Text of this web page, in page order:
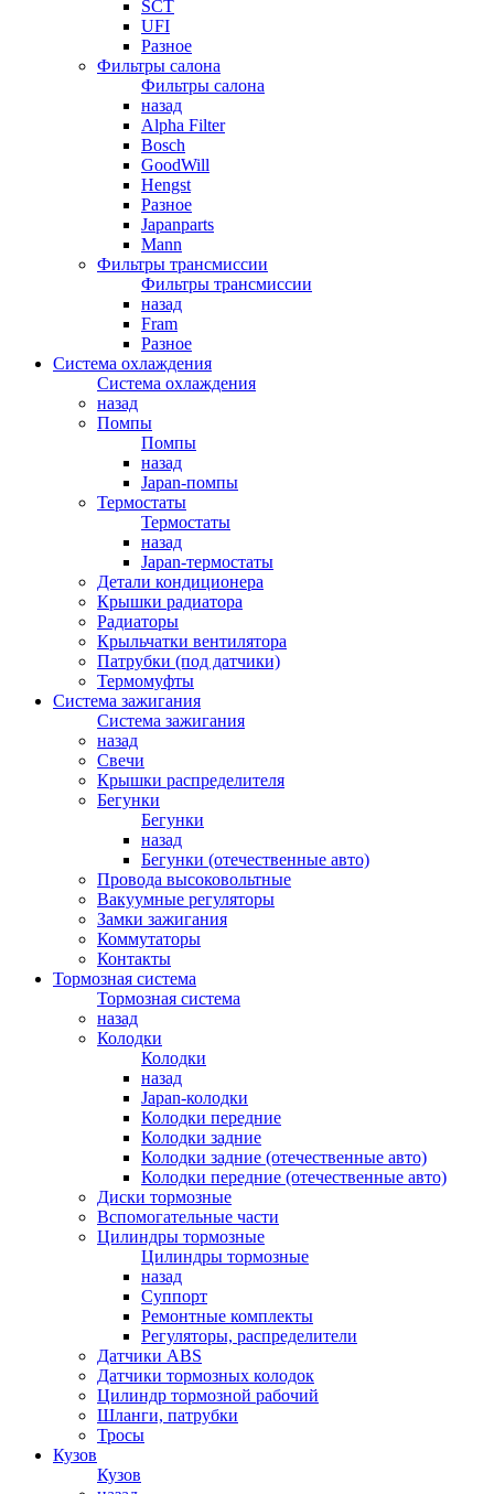
SCT
UFI
Разное
Фильтры салона
Фильтры салона
назад
Alpha Filter
Bosch
GoodWill
Hengst
Разное
Japanparts
Mann
Фильтры трансмиссии
Фильтры трансмиссии
назад
Fram
Разное
Система охлаждения
Система охлаждения
назад
Помпы
Помпы
назад
Japan-помпы
Термостаты
Термостаты
назад
Japan-термостаты
Детали кондиционера
Крышки радиатора
Радиаторы
Крыльчатки вентилятора
Патрубки (под датчики)
Термомуфты
Система зажигания
Система зажигания
назад
Свечи
Крышки распределителя
Бегунки
Бегунки
назад
Бегунки (отечественные авто)
Провода высоковольтные
Вакуумные регуляторы
Замки зажигания
Коммутаторы
Контакты
Тормозная система
Тормозная система
назад
Колодки
Колодки
назад
Japan-колодки
Колодки передние
Колодки задние
Колодки задние (отечественные авто)
Колодки передние (отечественные авто)
Диски тормозные
Вспомогательные части
Цилиндры тормозные
Цилиндры тормозные
назад
Суппорт
Ремонтные комплекты
Регуляторы, распределители
Датчики ABS
Датчики тормозных колодок
Цилиндр тормозной рабочий
Шланги, патрубки
Тросы
Кузов
Кузов